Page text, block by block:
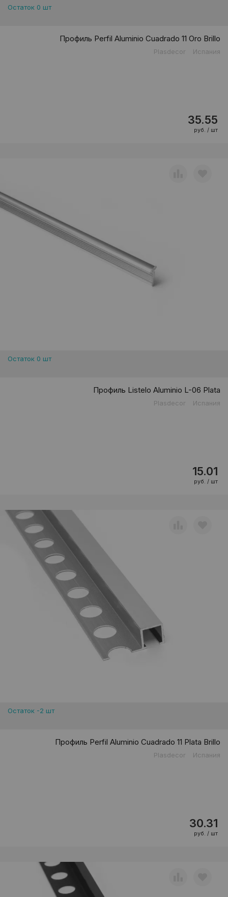
Остаток 0 шт
Профиль Perfil Aluminio Cuadrado 11 Oro Brillo
Plasdecor Испания
35.55
руб. / шт
Остаток 0 шт
Профиль Listelo Aluminio L-06 Plata
Plasdecor Испания
15.01
руб. / шт
Остаток -2 шт
Профиль Perfil Aluminio Cuadrado 11 Plata Brillo
Plasdecor Испания
30.31
руб. / шт